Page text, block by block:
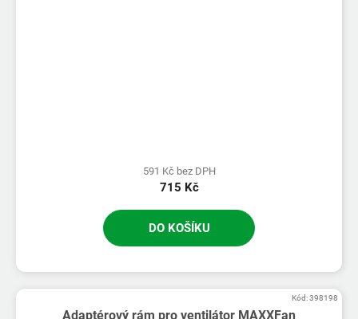
591 Kč bez DPH
715 Kč
DO KOŠÍKU
Adaptérový rám pro ventilátor MAXXFan
Kód:398198